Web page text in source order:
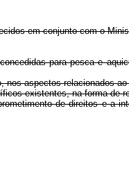
em conjunto com o
para pesca e
aspectos relacionados
existentes, na forma de
de direitos e a